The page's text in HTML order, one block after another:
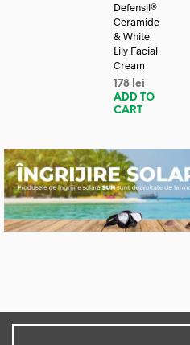
Defensil®
Ceramide
& White
Lily Facial
Cream
178 lei
ADD TO
CART